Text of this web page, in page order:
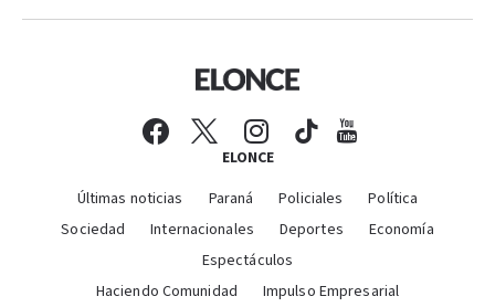
ELONCE
Últimas noticias Paraná Policiales
Política
Sociedad
Internacionales Deportes
Economía
Espectáculos
Haciendo Comunidad
Impulso Empresarial